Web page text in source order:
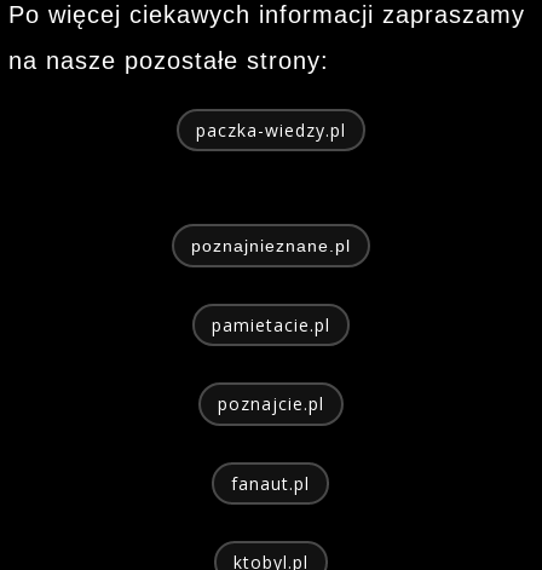
Po więcej ciekawych informacji zapraszamy
na nasze pozostałe strony:
paczka-wiedzy.pl
poznajnieznane.pl
pamietacie.pl
poznajcie.pl
fanaut.pl
ktobyl.pl